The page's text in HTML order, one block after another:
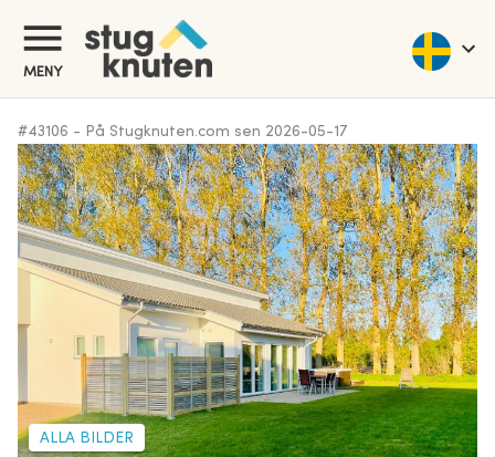
MENY
#43106 - På Stugknuten.com sen 2026-05-17
ALLA BILDER